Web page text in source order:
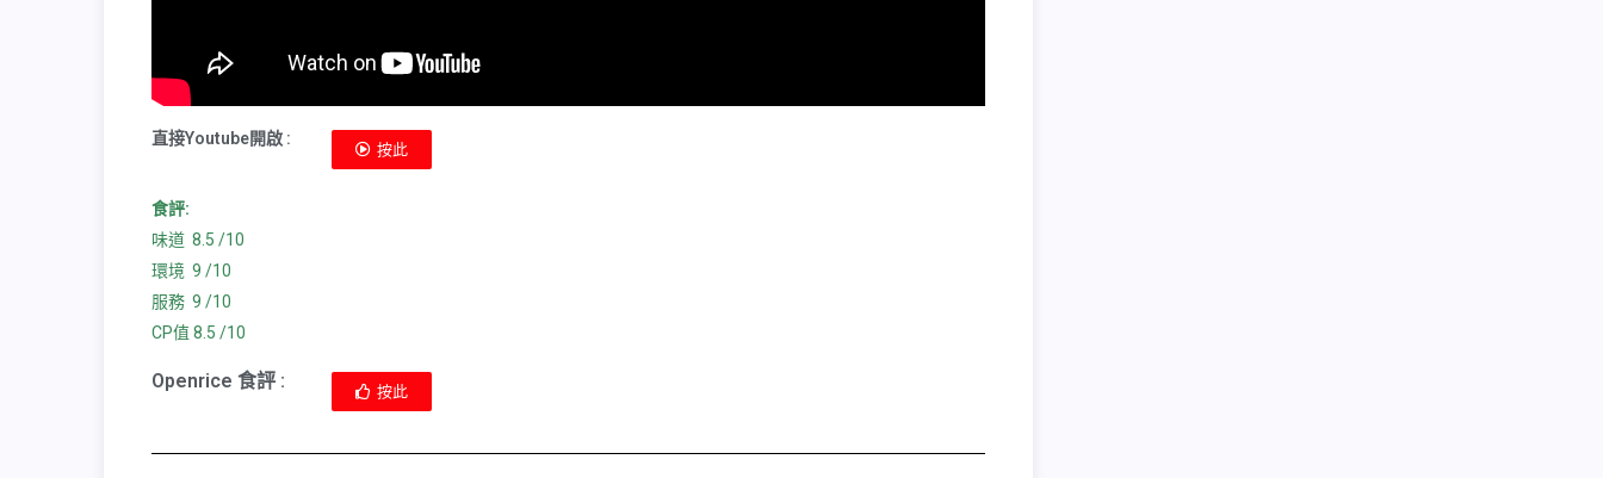
直接Youtube開啟 :
按此
食評:
味道 8.5 /10
環境 9 /10
服務 9 /10
CP值 8.5 /10
Openrice 食評 : 按此